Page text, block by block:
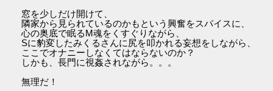
窓を少しだけ開けて、
隣家から見られているのかもという興奮をスパイスに、
心の奥底で眠るM魂をくすぐりながら、
Sに豹変したみくるさんに尻を叩かれる妄想をしながら、
ここでオナニーしなくてはならないのか？
しかも、長門に視姦されながら。。。
無理だ！